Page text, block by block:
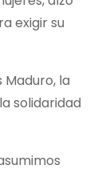
exigir su
la
solidaridad